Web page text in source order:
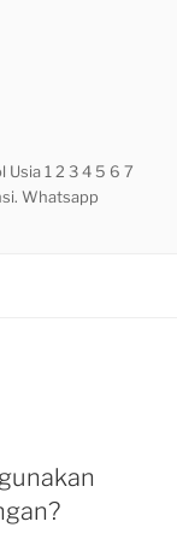
1 2 3 4 5 6 7
Whatsapp